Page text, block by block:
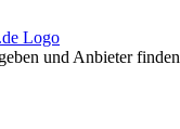
und Anbieter finden